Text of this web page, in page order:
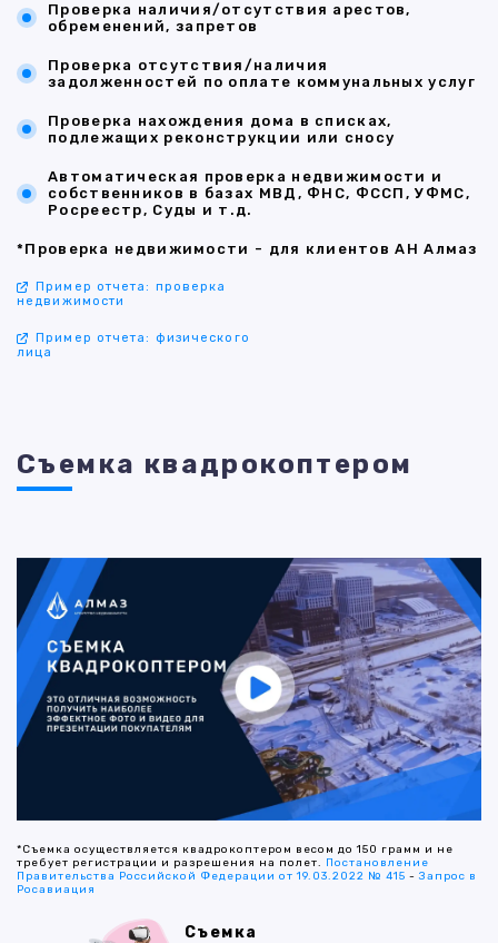
Проверка наличия/отсутствия арестов,
обременений, запретов
Проверка отсутствия/наличия
задолженностей по оплате коммунальных услуг
Проверка нахождения дома в списках,
подлежащих реконструкции или сносу
Автоматическая проверка недвижимости и
собственников в базах МВД, ФНС, ФССП, УФМС,
Росреестр, Суды и т.д.
*Проверка недвижимости - для клиентов АН Алмаз
Пример отчета: проверка
недвижимости
Пример отчета: физического
лица
Съемка квадрокоптером
*Съемка осуществляется квадрокоптером весом до 150 грамм и не
требует регистрации и разрешения на полет. Постановление
Правительства Российской Федерации от 19.03.2022 № 415 -Запрос в
Росавиация
Съемка